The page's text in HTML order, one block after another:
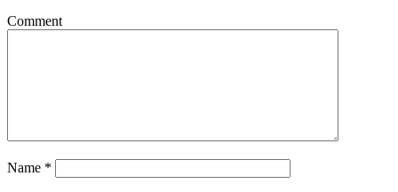
Comment
Name *